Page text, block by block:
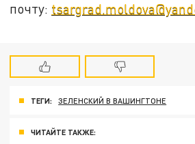
почту:
ТЕГИ: ЗЕЛЕНСКИЙ В ВАШИНГТОНЕ
ЧИТАЙТЕ ТАКЖЕ: